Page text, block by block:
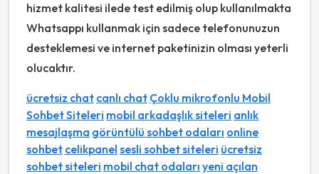
hizmet kalitesi ilede test edilmiş olup kullanılmakta
Whatsappı kullanmak için sadece telefonunuzun
desteklemesi ve internet paketinizin olması yeterli
olucaktır.
ücretsiz chat canlı chat Çoklu mikrofonlu Mobil
Sohbet Siteleri mobil arkadaşlık siteleri anlık
mesajlaşma görüntülü sohbet odaları online
sohbet celikpanel sesli sohbet siteleri ücretsiz
sohbet siteleri mobil chat odaları yeni açılan